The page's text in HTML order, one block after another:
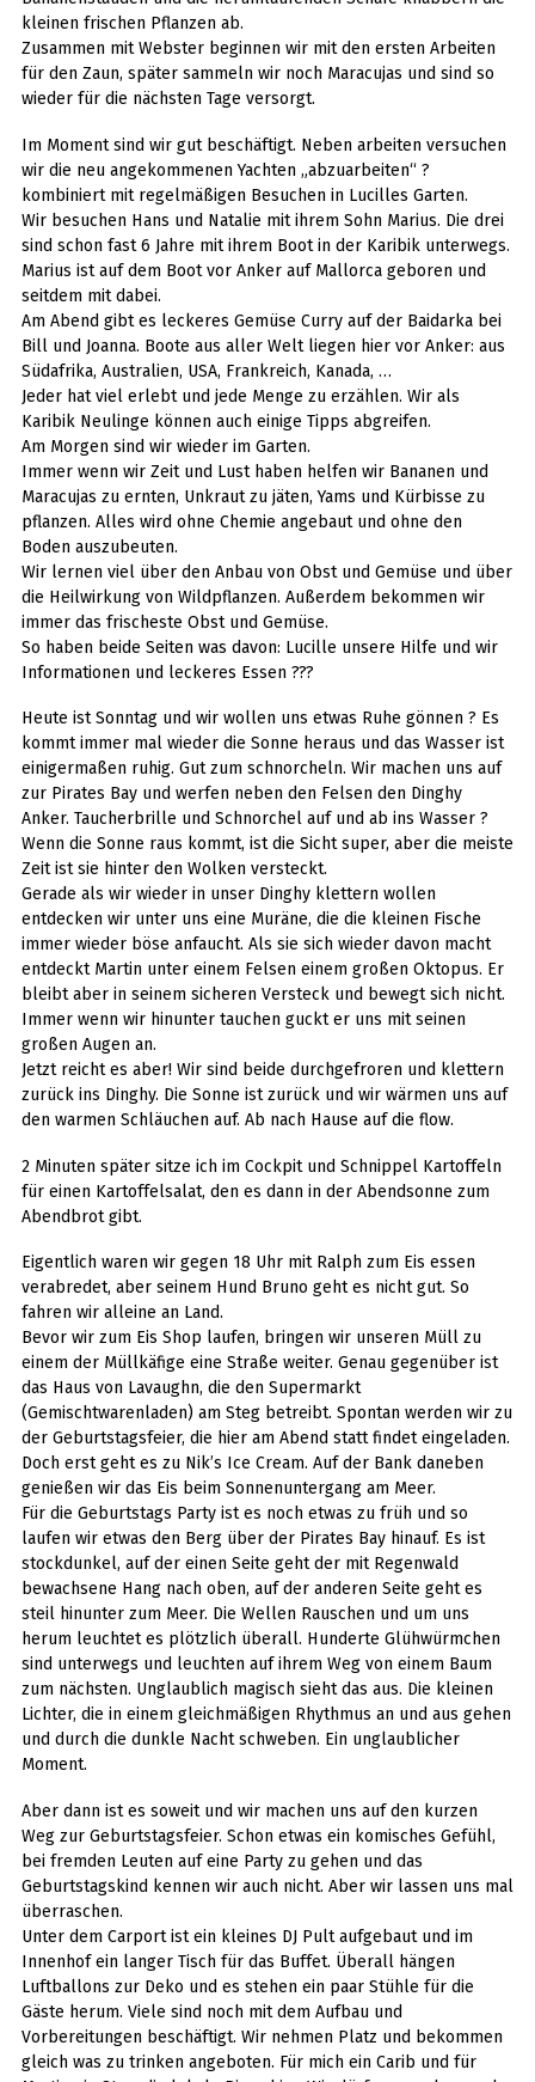
kleinen frischen Pflanzen ab.
Zusammen mit Webster beginnen wir mit den ersten Arbeiten
für den Zaun, später sammeln wir noch Maracujas und sind so
wieder für die nächsten Tage versorgt.
Im Moment sind wir gut beschäftigt. Neben arbeiten versuchen
wir die neu angekommenen Yachten „abzuarbeiten“ ?
kombiniert mit regelmäßigen Besuchen in Lucilles Garten.
Wir besuchen Hans und Natalie mit ihrem Sohn Marius. Die drei
sind schon fast 6 Jahre mit ihrem Boot in der Karibik unterwegs.
Marius ist auf dem Boot vor Anker auf Mallorca geboren und
seitdem mit dabei.
Am Abend gibt es leckeres Gemüse Curry auf der Baidarka bei
Bill und Joanna. Boote aus aller Welt liegen hier vor Anker: aus
Südafrika, Australien, USA, Frankreich, Kanada, …
Jeder hat viel erlebt und jede Menge zu erzählen. Wir als
Karibik Neulinge können auch einige Tipps abgreifen.
Am Morgen sind wir wieder im Garten.
Immer wenn wir Zeit und Lust haben helfen wir Bananen und
Maracujas zu ernten, Unkraut zu jäten, Yams und Kürbisse zu
pflanzen. Alles wird ohne Chemie angebaut und ohne den
Boden auszubeuten.
Wir lernen viel über den Anbau von Obst und Gemüse und über
die Heilwirkung von Wildpflanzen. Außerdem bekommen wir
immer das frischeste Obst und Gemüse.
So haben beide Seiten was davon: Lucille unsere Hilfe und wir
Informationen und leckeres Essen ???
Heute ist Sonntag und wir wollen uns etwas Ruhe gönnen ? Es
kommt immer mal wieder die Sonne heraus und das Wasser ist
einigermaßen ruhig. Gut zum schnorcheln. Wir machen uns auf
zur Pirates Bay und werfen neben den Felsen den Dinghy
Anker. Taucherbrille und Schnorchel auf und ab ins Wasser ?
Wenn die Sonne raus kommt, ist die Sicht super, aber die meiste
Zeit ist sie hinter den Wolken versteckt.
Gerade als wir wieder in unser Dinghy klettern wollen
entdecken wir unter uns eine Muräne, die die kleinen Fische
immer wieder böse anfaucht. Als sie sich wieder davon macht
entdeckt Martin unter einem Felsen einem großen Oktopus. Er
bleibt aber in seinem sicheren Versteck und bewegt sich nicht.
Immer wenn wir hinunter tauchen guckt er uns mit seinen
großen Augen an.
Jetzt reicht es aber! Wir sind beide durchgefroren und klettern
zurück ins Dinghy. Die Sonne ist zurück und wir wärmen uns auf
den warmen Schläuchen auf. Ab nach Hause auf die flow.
2 Minuten später sitze ich im Cockpit und Schnippel Kartoffeln
für einen Kartoffelsalat, den es dann in der Abendsonne zum
Abendbrot gibt.
Eigentlich waren wir gegen 18 Uhr mit Ralph zum Eis essen
verabredet, aber seinem Hund Bruno geht es nicht gut. So
fahren wir alleine an Land.
Bevor wir zum Eis Shop laufen, bringen wir unseren Müll zu
einem der Müllkäfige eine Straße weiter. Genau gegenüber ist
das Haus von Lavaughn, die den Supermarkt
(Gemischtwarenladen) am Steg betreibt. Spontan werden wir zu
der Geburtstagsfeier, die hier am Abend statt findet eingeladen.
Doch erst geht es zu Nik’s Ice Cream. Auf der Bank daneben
genießen wir das Eis beim Sonnenuntergang am Meer.
Für die Geburtstags Party ist es noch etwas zu früh und so
laufen wir etwas den Berg über der Pirates Bay hinauf. Es ist
stockdunkel, auf der einen Seite geht der mit Regenwald
bewachsene Hang nach oben, auf der anderen Seite geht es
steil hinunter zum Meer. Die Wellen Rauschen und um uns
herum leuchtet es plötzlich überall. Hunderte Glühwürmchen
sind unterwegs und leuchten auf ihrem Weg von einem Baum
zum nächsten. Unglaublich magisch sieht das aus. Die kleinen
Lichter, die in einem gleichmäßigen Rhythmus an und aus gehen
und durch die dunkle Nacht schweben. Ein unglaublicher
Moment.
Aber dann ist es soweit und wir machen uns auf den kurzen
Weg zur Geburtstagsfeier. Schon etwas ein komisches Gefühl,
bei fremden Leuten auf eine Party zu gehen und das
Geburtstagskind kennen wir auch nicht. Aber wir lassen uns mal
überraschen.
Unter dem Carport ist ein kleines DJ Pult aufgebaut und im
Innenhof ein langer Tisch für das Buffet. Überall hängen
Luftballons zur Deko und es stehen ein paar Stühle für die
Gäste herum. Viele sind noch mit dem Aufbau und
Vorbereitungen beschäftigt. Wir nehmen Platz und bekommen
gleich was zu trinken angeboten. Für mich ein Carib und für